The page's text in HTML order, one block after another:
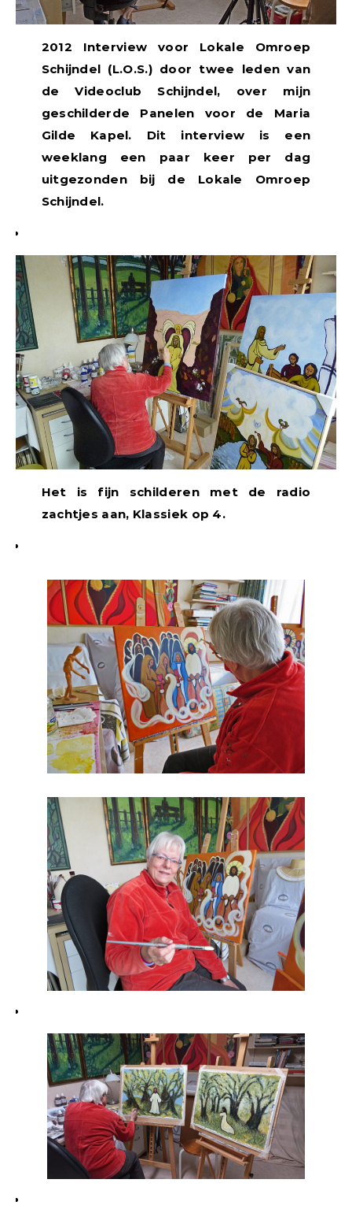
2012 Interview voor Lokale Omroep
Schijndel (L.O.S.) door twee leden van
de Videoclub Schijndel, over mijn
geschilderde Panelen voor de Maria
Gilde Kapel. Dit interview is een
weeklang een paar keer per dag
uitgezonden bij de Lokale Omroep
Schijndel.
Het is fijn schilderen met de radio
zachtjes aan, Klassiek op 4.